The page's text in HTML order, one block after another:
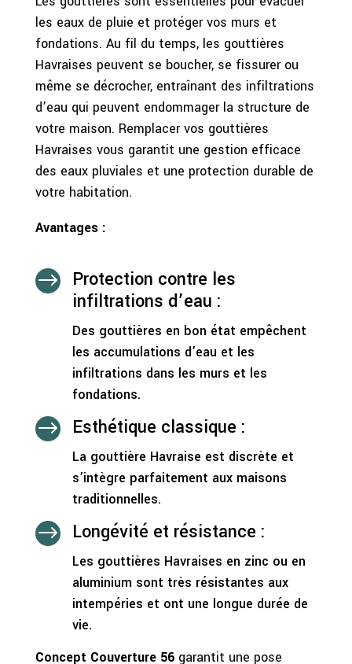
les eaux de pluie et protéger vos murs et
fondations. Au fil du temps, les gouttières
Havraises peuvent se boucher, se fissurer ou
même se décrocher, entraînant des infiltrations
d’eau qui peuvent endommager la structure de
votre maison. Remplacer vos gouttières
Havraises vous garantit une gestion efficace
des eaux pluviales et une protection durable de
votre habitation.
Avantages :
$ Protection contre les
infiltrations d’eau :
Des gouttières en bon état empêchent
les accumulations d’eau et les
infiltrations dans les murs et les
fondations.
$ Esthétique classique :
La gouttière Havraise est discrète et
s’intègre parfaitement aux maisons
traditionnelles.
$ Longévité et résistance :
Les gouttières Havraises en zinc ou en
aluminium sont très résistantes aux
intempéries et ont une longue durée de
vie.
Concept Couverture 56garantit une pose